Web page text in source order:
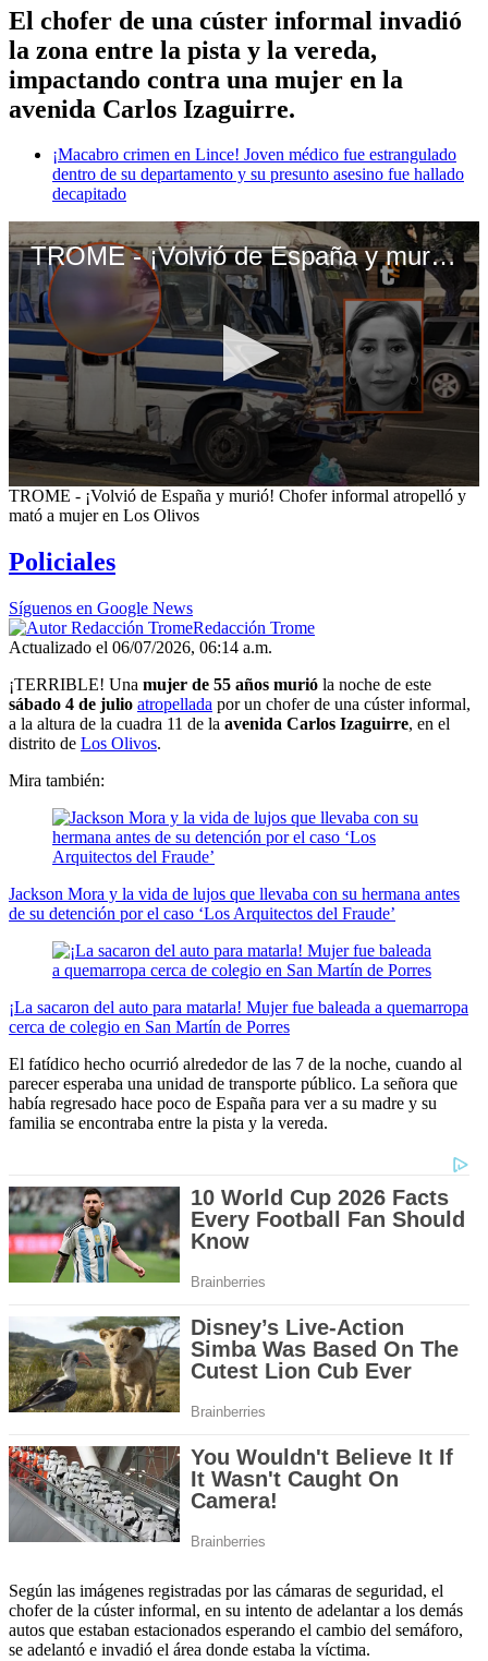
El chofer de una cúster informal invadió
la zona entre la pista y la vereda,
impactando contra una mujer en la
avenida Carlos Izaguirre.
¡Macabro crimen en Lince! Joven médico fue estrangulado
dentro de su departamento y su presunto asesino fue hallado
decapitado
TROME - ¡Volvió de España y murió! Chofer informal atropelló y mató a mujer en Los Olivos
0
seconds
minute,
51
seconds
TROME - ¡Volvió de España y murió! Chofer informal atropelló y
mató a mujer en Los Olivos
Policiales
Síguenos en Google News
Redacción Trome
Actualizado el 06/07/2026, 06:14 a.m.
¡TERRIBLE! Una mujer de 55 años murió la noche de este
sábado 4 de julio atropellada por un chofer de una cúster informal,
a la altura de la cuadra 11 de la avenida Carlos Izaguirre, en el
distrito de Los Olivos.
Mira también:
Jackson Mora y la vida de lujos que llevaba con su hermana antes
de su detención por el caso ‘Los Arquitectos del Fraude’
¡La sacaron del auto para matarla! Mujer fue baleada a quemarropa
cerca de colegio en San Martín de Porres
El fatídico hecho ocurrió alrededor de las 7 de la noche, cuando al
parecer esperaba una unidad de transporte público. La señora que
había regresado hace poco de España para ver a su madre y su
familia se encontraba entre la pista y la vereda.
Según las imágenes registradas por las cámaras de seguridad, el
chofer de la cúster informal, en su intento de adelantar a los demás
autos que estaban estacionados esperando el cambio del semáforo,
se adelantó e invadió el área donde estaba la víctima.